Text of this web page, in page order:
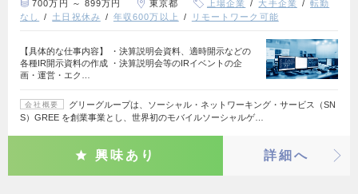
700万円 ～ 899万円 東京都 上場企業 大手企業
転勤
なし
土日祝休み 年収600万以上 リモートワーク可能
【具体的な仕事内容】 ・決算説明会資料、適時開示などの
各種IR開示資料の作成 ・決算説明会等のIRイベントの企
画・運営・エク…
会社概要
グリーグループは、ソーシャル・ネットワーキング・サービス（SN
S）GREE を創業事業とし、世界初のモバイルソーシャルゲ…
興味あり 詳細へ